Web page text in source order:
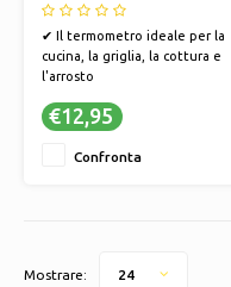
✔ Il termometro ideale per la
cucina, la griglia, la cottura e
l'arrosto
✔ La consegna include le
€12,95
Confronta
Mostrare: 24